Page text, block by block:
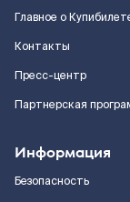
Главное о
Контакты
Пресс-центр
Партнерская
Информация
Безопасность